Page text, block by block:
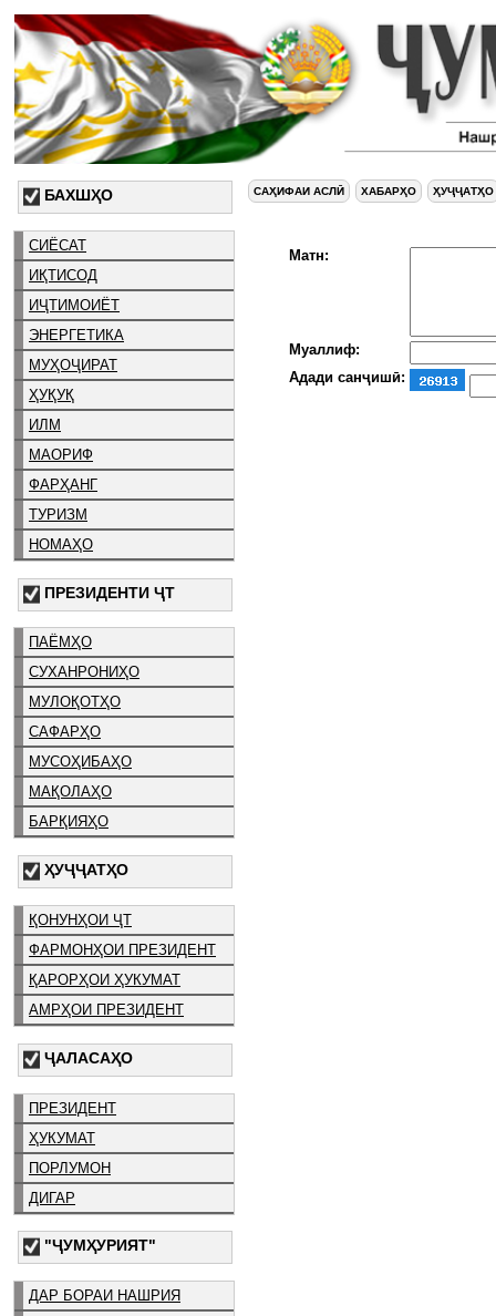
БАХШҲО
СИЁСАТ
ИҚТИСОД
ИҶТИМОИЁТ
ЭНЕРГЕТИКА
МУҲОҶИРАТ
ҲУҚУҚ
ИЛМ
МАОРИФ
ФАРҲАНГ
ТУРИЗМ
НОМАҲО
ПРЕЗИДЕНТИ ҶТ
ПАЁМҲО
СУХАНРОНИҲО
МУЛОҚОТҲО
САФАРҲО
МУСОҲИБАҲО
МАҚОЛАҲО
БАРҚИЯҲО
ҲУҶҶАТҲО
ҚОНУНҲОИ ҶТ
ФАРМОНҲОИ ПРЕЗИДЕНТ
ҚАРОРҲОИ ҲУКУМАТ
АМРҲОИ ПРЕЗИДЕНТ
ҶАЛАСАҲО
ПРЕЗИДЕНТ
ҲУКУМАТ
ПОРЛУМОН
ДИГАР
"ҶУМҲУРИЯТ"
ДАР БОРАИ НАШРИЯ
САҲИФАИ АСЛӢ ХАБАРҲО ҲУҶҶАТҲО
Матн:
Муаллиф:
Адади санҷишӣ: